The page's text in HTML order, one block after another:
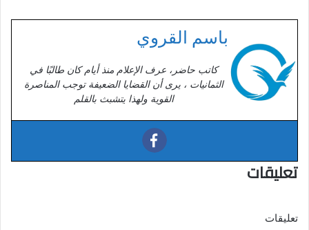
باسم القروي
كاتب حاضر، عرف الإعلام منذ أيام كان طالبًا في
الثمانيات ، يرى أن القضايا الضعيفة توجب المناصرة
القوية ولهذا يتشبث بالقلم
تعليقات
تعليقات